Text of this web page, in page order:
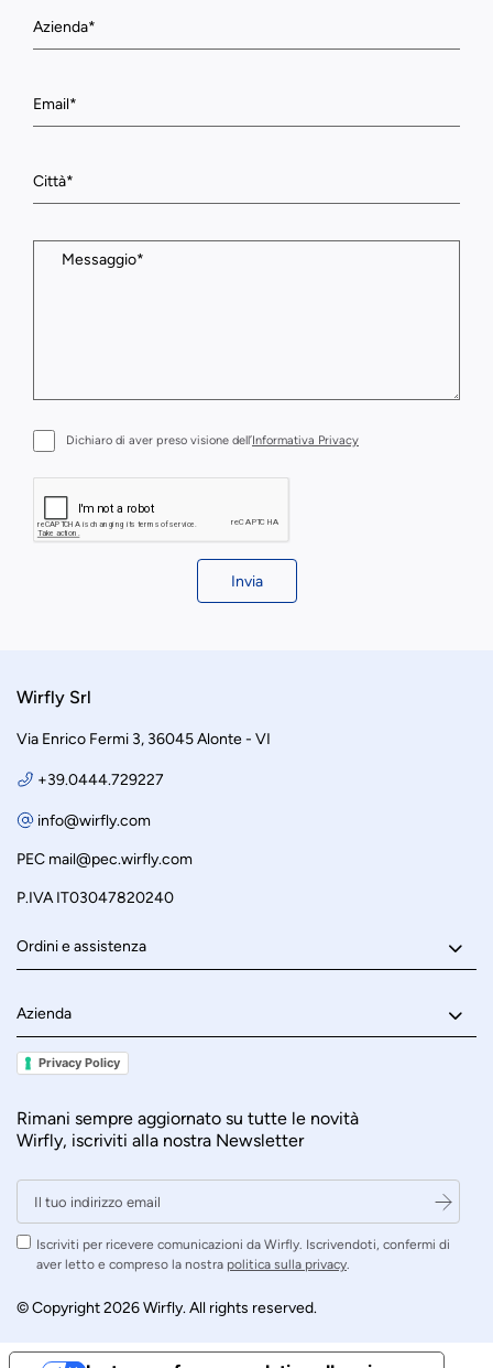
Dichiaro di aver preso visione dell’Informativa Privacy
Invia
Wirfly Srl
Via Enrico Fermi 3, 36045 Alonte - VI
+39.0444.729227
info@wirfly.com
PEC mail@pec.wirfly.com
P.IVA IT03047820240
Ordini e assistenza
Azienda
Privacy Policy
Rimani sempre aggiornato su tutte le novità
Wirfly, iscriviti alla nostra Newsletter
Iscriviti per ricevere comunicazioni da Wirfly. Iscrivendoti, confermi di
aver letto e compreso la nostra politica sulla privacy.
© Copyright 2026 Wirfly. All rights reserved.